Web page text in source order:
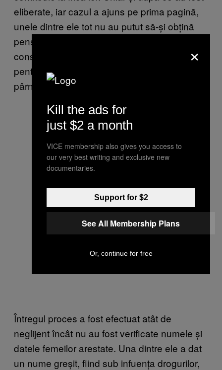
eliberate, iar cazul a ajuns pe prima pagină,
unele dintre ele tot nu au putut să-și obțină
pensiile de invaliditate. Se pare că statul
consideră că nu ai dreptul la despăgubire
pentru că ai fost batjocorit și aruncat în
pârnaie pentru zece luni.
Întregul proces a fost efectuat atât de
neglijent încât nu au fost verificate numele și
datele femeilor arestate. Una dintre ele a dat
un nume greșit, fiind sub infuența drogurilor,
×
Kill the ads for
just $2 a month
VICE membership also gives you access to
our very best writing and exclusive new
documentaries.
Support for $2
See All Membership Plans
Or, continue for free